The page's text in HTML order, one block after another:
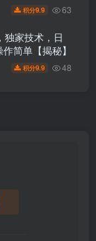
积分9.9 63
独家技术，日
简单【揭秘】
积分9.9 48